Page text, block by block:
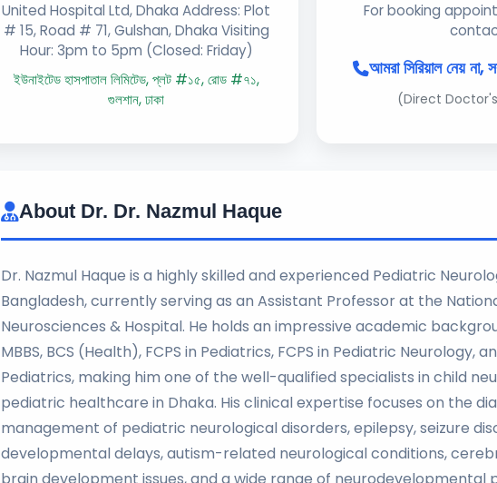
United Hospital Ltd, Dhaka Address: Plot
# 15, Road # 71, Gulshan, Dhaka Visiting
Hour: 3pm to 5pm (Closed: Friday)
ইউনাইটেড হাসপাতাল লিমিটেড, প্লট #১৫, রোড #৭১,
গুলশান, ঢাকা
For booking
আমরা সিরিয়াল নেয় না,
(Direct
About Dr. Dr. Nazmul Haque
Dr. Nazmul Haque is a highly skilled and experienced Pediatric
Bangladesh, currently serving as an Assistant Professor at the
Neurosciences & Hospital. He holds an impressive academic
MBBS, BCS (Health), FCPS in Pediatrics, FCPS in Pediatric Neurology,
Pediatrics, making him one of the well-qualified specialists in child
pediatric healthcare in Dhaka. His clinical expertise focuses on the
management of pediatric neurological disorders, epilepsy, seizure
developmental delays, autism-related neurological conditions,